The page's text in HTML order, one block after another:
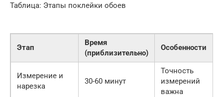
Таблица: Этапы поклейки обоев
Этап
Время
(приблизительно)
Особенности
Измерение и
нарезка
30-60 минут
Точность
измерений
важна